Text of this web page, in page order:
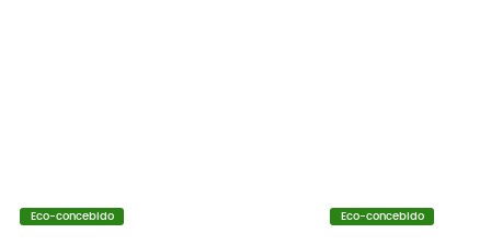
Eco-concebido Eco-concebido